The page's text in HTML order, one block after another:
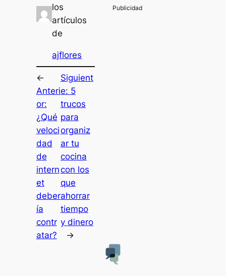
los
artículos
de
ajflores
←
Anteri
or:
¿Qué
veloci
dad
de
intern
et
deber
ía
contr
atar?
Siguient
e: 5
trucos
para
organiz
ar tu
cocina
con los
que
ahorrar
tiempo
y dinero
→